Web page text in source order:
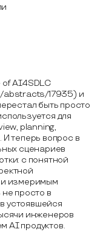
of AI4SDLC
17935) и
быть просто
для
planning,
теперь вопрос в
сценариев
с понятной
и измеримым
просто в
устоявшейся
инженеров
AI продуктов.